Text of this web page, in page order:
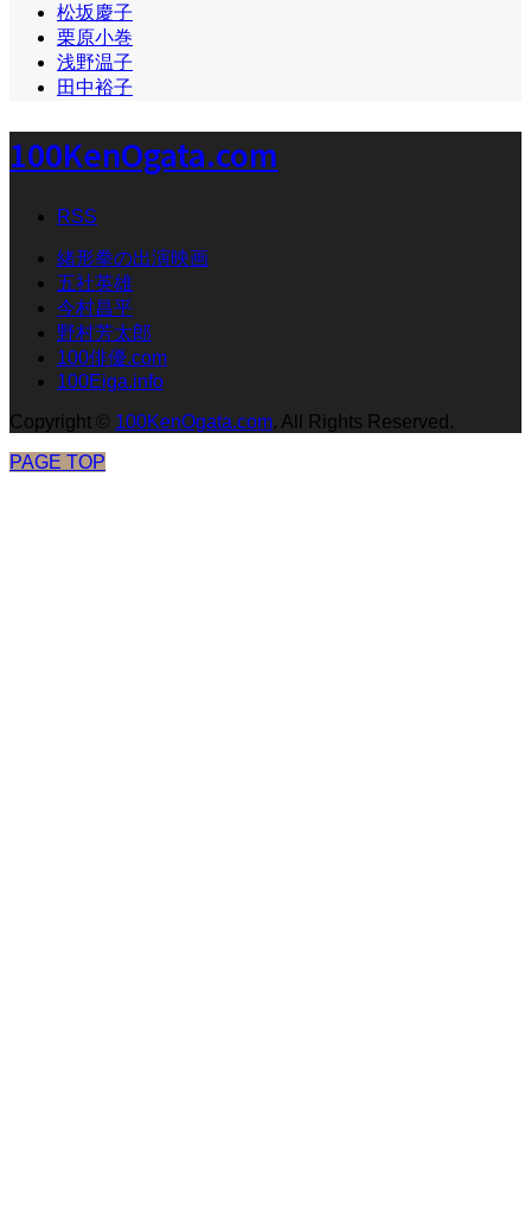
松坂慶子
栗原小巻
浅野温子
田中裕子
100KenOgata.com
RSS
緒形拳の出演映画
五社英雄
今村昌平
野村芳太郎
100俳優.com
100Eiga.info
Copyright © 100KenOgata.com. All Rights Reserved.
PAGE TOP